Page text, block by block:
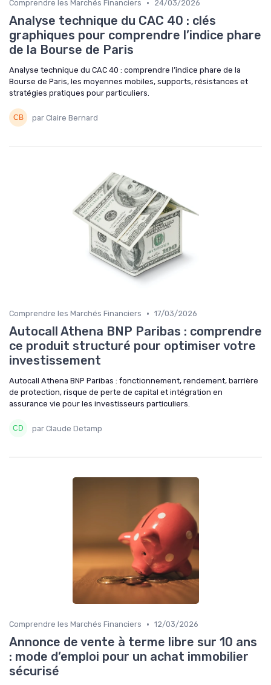
Comprendre les Marchés Financiers • 24/03/2026
Analyse technique du CAC 40 : clés
graphiques pour comprendre l’indice phare
de la Bourse de Paris
Analyse technique du CAC 40 : comprendre l’indice phare de la
Bourse de Paris, les moyennes mobiles, supports, résistances et
stratégies pratiques pour particuliers.
par Claire Bernard
Comprendre les Marchés Financiers • 17/03/2026
Autocall Athena BNP Paribas : comprendre
ce produit structuré pour optimiser votre
investissement
Autocall Athena BNP Paribas : fonctionnement, rendement, barrière
de protection, risque de perte de capital et intégration en
assurance vie pour les investisseurs particuliers.
par Claude Detamp
Comprendre les Marchés Financiers • 12/03/2026
Annonce de vente à terme libre sur 10 ans
: mode d’emploi pour un achat immobilier
sécurisé